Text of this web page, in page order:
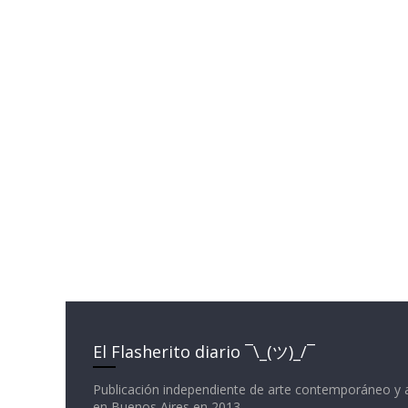
El Flasherito diario ¯\_(ツ)_/¯
Publicación independiente de arte contemporáneo y